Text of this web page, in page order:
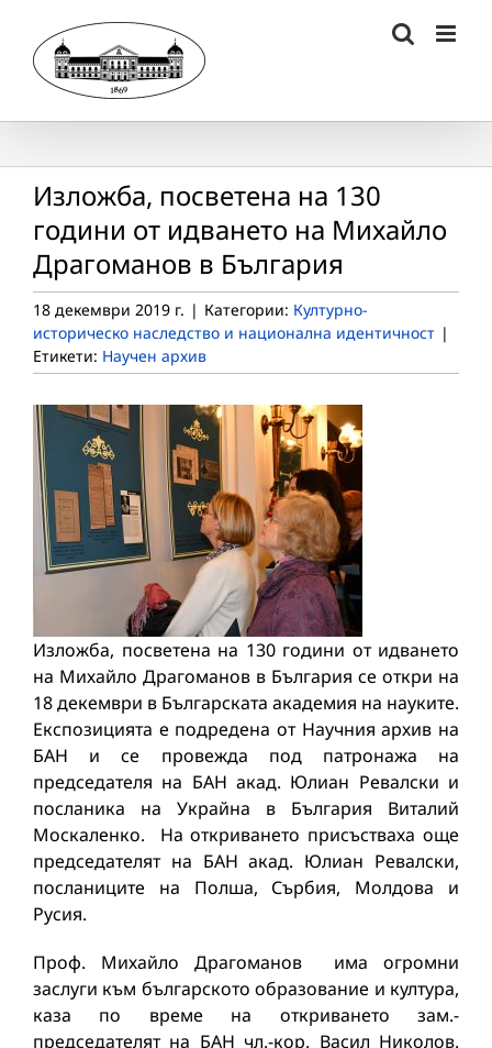
content
Изложба, посветена на 130
години от идването на Михайло
Драгоманов в България
18 декември 2019 г. | Категории: Културно-
историческо наследство и национална идентичност |
Етикети: Научен архив
Изложба, посветена на 130 години от идването
на Михайло Драгоманов в България се откри на
18 декември в Българската академия на науките.
Експозицията е подредена от Научния архив на
БАН и се провежда под патронажа на
председателя на БАН акад. Юлиан Ревалски и
посланика на Украйна в България Виталий
Москаленко. На откриването присъстваха още
председателят на БАН акад. Юлиан Ревалски,
посланиците на Полша, Сърбия, Молдова и
Русия.
Проф. Михайло Драгоманов има огромни
заслуги към българското образование и култура,
каза по време на откриването зам.-
председателят на БАН чл.-кор. Васил Николов.